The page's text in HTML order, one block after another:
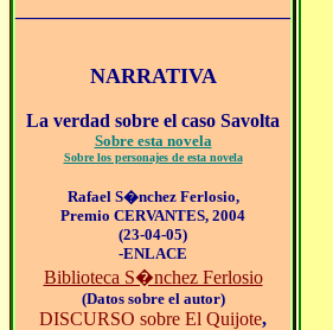
NARRATIVA
La verdad sobre el caso Savolta
Sobre esta novela
Sobre los personajes de esta novela
Rafael S�nchez Ferlosio,
Premio CERVANTES, 2004
(23-04-05)
-ENLACE
Biblioteca S�nchez Ferlosio
(Datos sobre el autor)
DISCURSO sobre El Quijote,